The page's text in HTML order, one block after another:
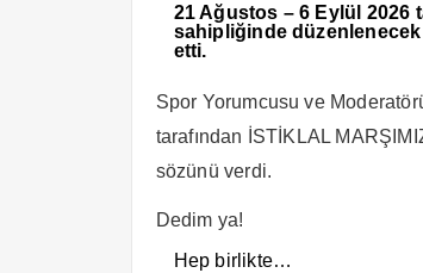
21 Ağustos – 6 Eylül 2026
sahipliğinde düzenlenecek
etti.
Spor Yorumcusu ve
tarafından İSTİKLAL
sözünü verdi.
Dedim ya!
Hep birlikte…